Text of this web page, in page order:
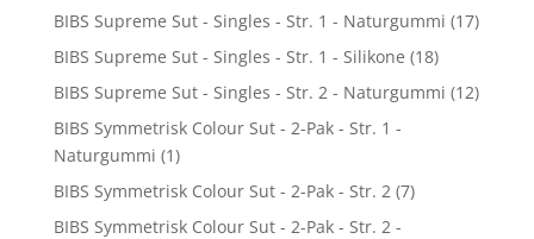
BIBS Supreme Sut - Singles - Str. 1 - Naturgummi (17)
BIBS Supreme Sut - Singles - Str. 1 - Silikone (18)
BIBS Supreme Sut - Singles - Str. 2 - Naturgummi (12)
BIBS Symmetrisk Colour Sut - 2-Pak - Str. 1 -
Naturgummi (1)
BIBS Symmetrisk Colour Sut - 2-Pak - Str. 2 (7)
BIBS Symmetrisk Colour Sut - 2-Pak - Str. 2 -